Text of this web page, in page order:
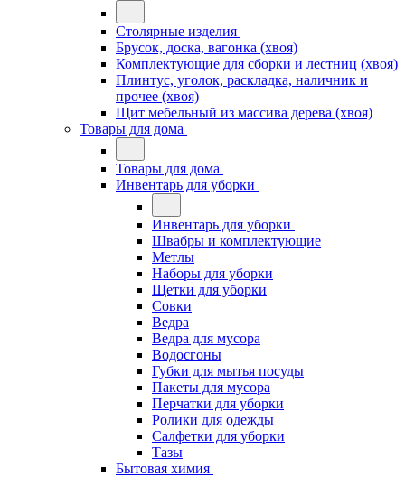
Столярные изделия
Брусок, доска, вагонка (хвоя)
Комплектующие для сборки и лестниц (хвоя)
Плинтус, уголок, раскладка, наличник и
прочее (хвоя)
Щит мебельный из массива дерева (хвоя)
Товары для дома
Товары для дома
Инвентарь для уборки
Инвентарь для уборки
Швабры и комплектующие
Метлы
Наборы для уборки
Щетки для уборки
Совки
Ведра
Ведра для мусора
Водосгоны
Губки для мытья посуды
Пакеты для мусора
Перчатки для уборки
Ролики для одежды
Салфетки для уборки
Тазы
Бытовая химия